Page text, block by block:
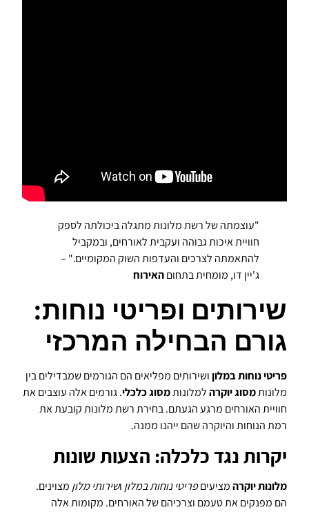
"עוצמתה של רשת מלונות מתגלה ביכולתה לספק
חוויית איכות גבוהה ועקבית לאורחים, ובמקביל
להתאמתה לצרכים והעדפות השוק המקומיים." –
ג'יין דו, מומחית בתחוםהאירוח
שירותים ופריטי נוחות:
גורם הבחילה המרכזי
פריטי נוחות במלוןושירותים מפליאים הם הגורמים שמבדילים בין
מלונותמסוג יוקרהלמלונותמסוג כלכלי. גורמים אלה עוצבים את
חוויית האורחים מרגע הגעתם. בחירת רשת מלונות קובעת את
רמת הנוחות והיוקרה שהם ייהנו ממנה.
יקרות נגד כלכלה: הצעות שונות
מלונות יוקרהמציעיםפריטי נוחות במלון ושירותי מלון מצוינים.
הם מפנקים את טעמם וצרכיהם של האורחים. מקומות אלה